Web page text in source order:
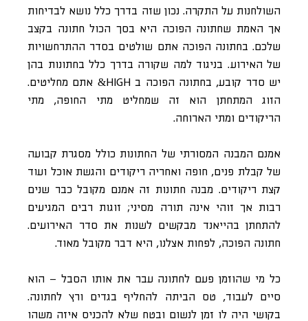
השולחנות על התקרה. נכון שזה בדרך כלל נושא לבדיחות
אך האמת שחתונה הפוכה היא בסך הכול חתונה בקצב
שלכם. בחתונה הפוכה אתם שולטים בסדר ההתרחשויות
של האירוע. בניגוד למה שקורה בדרך כלל בחתונות בהן
יש סדר קובע, בחתונה הפוכה ב HIGH& אתם מחליטים.
הזוג המתחתן הוא זה שמחליט מתי החופה, מתי
הריקודים ומתי הארוחה.
אמנם המבנה המסורתי של החתונות כולל מסגרת קבועה
של קבלת פנים, חופה ואחריה ריקודים והגשת אוכל ועוד
קצת ריקודים. מבנה חתונות זה אמנם מקובל כבר שנים
רבות אך זוהי אינה תורה מסיני; זוגות רבים המגיעים
להתחתן בהייאנד מבקשים לשנות את סדר האירועים.
חתונה הפוכה, לפחות אצלנו, היא דבר מקובל מאוד.
כל מי שהוזמן פעם לחתונה עבר את אותו הסבל – הוא
סיים לעבוד, טס הביתה להחליף בגדים ורץ לחתונה.
בקושי היה לו זמן לנשום ובטח שלא להכניס איזה משהו